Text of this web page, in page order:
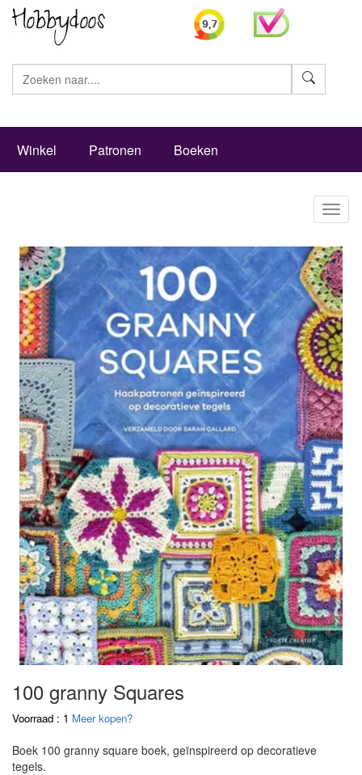
Winkel Patronen Boeken
100 granny Squares
Voorraad : 1 Meer kopen?
Boek 100 granny square boek, geïnspireerd op decoratieve
tegels.